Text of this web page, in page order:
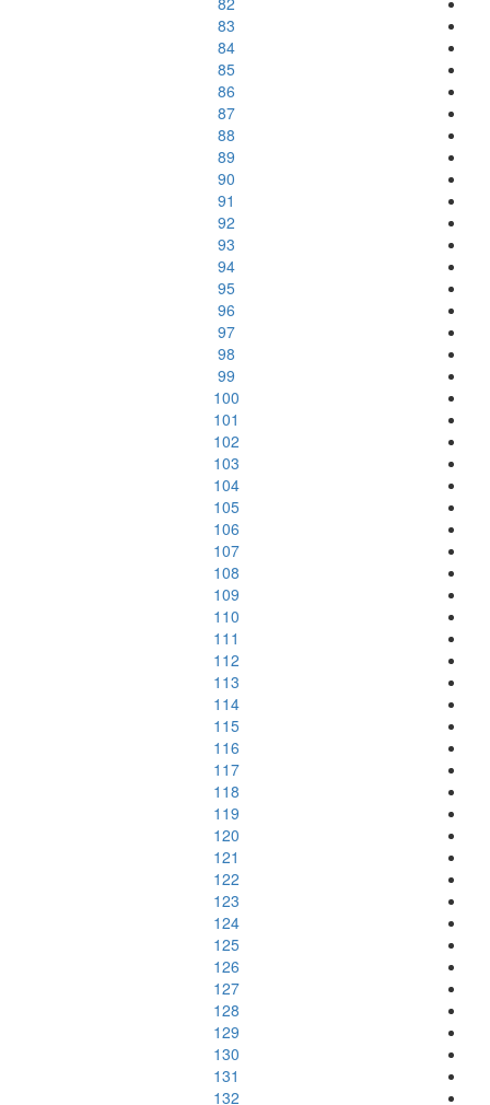
83
84
85
86
87
88
89
90
91
92
93
94
95
96
97
98
99
100
101
102
103
104
105
106
107
108
109
110
111
112
113
114
115
116
117
118
119
120
121
122
123
124
125
126
127
128
129
130
131
132